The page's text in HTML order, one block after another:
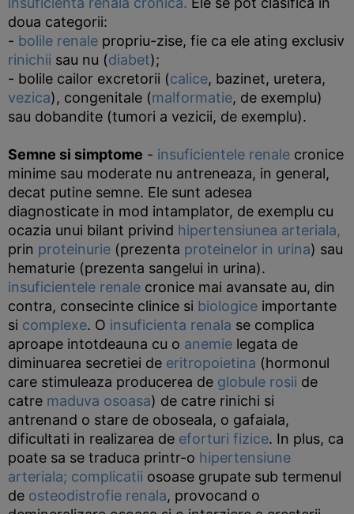
doua categorii:
- bolile renale propriu-zise, fie ca ele ating exclusiv
rinichii sau nu (diabet);
- bolile cailor excretorii (calice, bazinet, uretera,
vezica), congenitale (malformatie, de exemplu)
sau dobandite (tumori a vezicii, de exemplu).
Semne si simptome - insuficientele renale cronice
minime sau moderate nu antreneaza, in general,
decat putine semne. Ele sunt adesea
diagnosticate in mod intamplator, de exemplu cu
ocazia unui bilant privind hipertensiunea arteriala,
prin proteinurie (prezenta proteinelor in urina) sau
hematurie (prezenta sangelui in urina).
insuficientele renale cronice mai avansate au, din
contra, consecinte clinice si biologice importante
si complexe. O insuficienta renala se complica
aproape intotdeauna cu o anemie legata de
diminuarea secretiei de eritropoietina (hormonul
care stimuleaza producerea de globule rosii de
catre maduva osoasa) de catre rinichi si
antrenand o stare de oboseala, o gafaiala,
dificultati in realizarea de eforturi fizice. In plus, ca
poate sa se traduca printr-o hipertensiune
arteriala; complicatii osoase grupate sub termenul
de osteodistrofie renala, provocand o